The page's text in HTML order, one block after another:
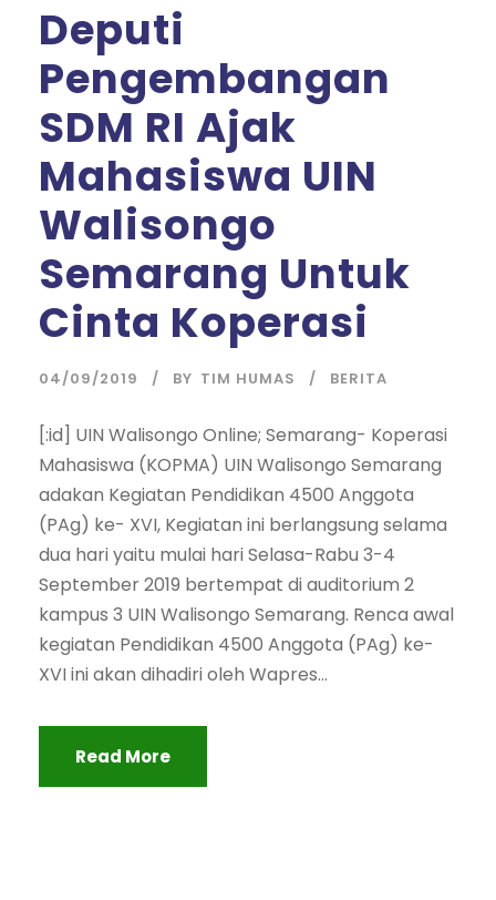
Deputi
Pengembangan
SDM RI Ajak
Mahasiswa UIN
Walisongo
Semarang Untuk
Cinta Koperasi
04/09/2019 BY TIM HUMAS BERITA
[:id] UIN Walisongo Online; Semarang- Koperasi
Mahasiswa (KOPMA) UIN Walisongo Semarang
adakan Kegiatan Pendidikan 4500 Anggota
(PAg) ke- XVI, Kegiatan ini berlangsung selama
dua hari yaitu mulai hari Selasa-Rabu 3-4
September 2019 bertempat di auditorium 2
kampus 3 UIN Walisongo Semarang. Renca awal
kegiatan Pendidikan 4500 Anggota (PAg) ke-
XVI ini akan dihadiri oleh Wapres...
Read More